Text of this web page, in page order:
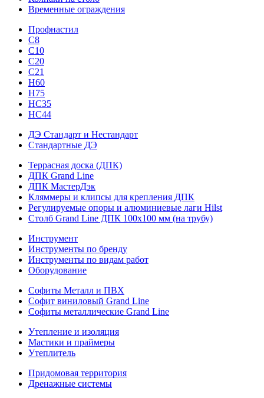
Временные ограждения
Профнастил
С8
С10
С20
С21
H60
H75
HС35
НС44
ДЭ Стандарт и Нестандарт
Стандартные ДЭ
Террасная доска (ДПК)
ДПК Grand Line
ДПК МастерДэк
Кляммеры и клипсы для крепления ДПК
Регулируемые опоры и алюминиевые лаги Hilst
Столб Grand Line ДПК 100х100 мм (на трубу)
Инструмент
Инструменты по бренду
Инструменты по видам работ
Оборудование
Софиты Металл и ПВХ
Софит виниловый Grand Line
Софиты металлические Grand Line
Утепление и изоляция
Мастики и праймеры
Утеплитель
Придомовая территория
Дренажные системы